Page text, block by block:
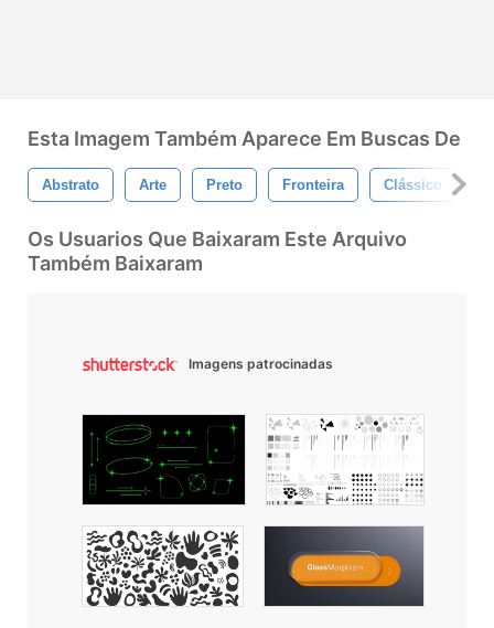
Esta Imagem Também Aparece Em Buscas De
Abstrato Arte Preto Fronteira Clássico
Os Usuarios Que Baixaram Este Arquivo
Também Baixaram
Imagens patrocinadas